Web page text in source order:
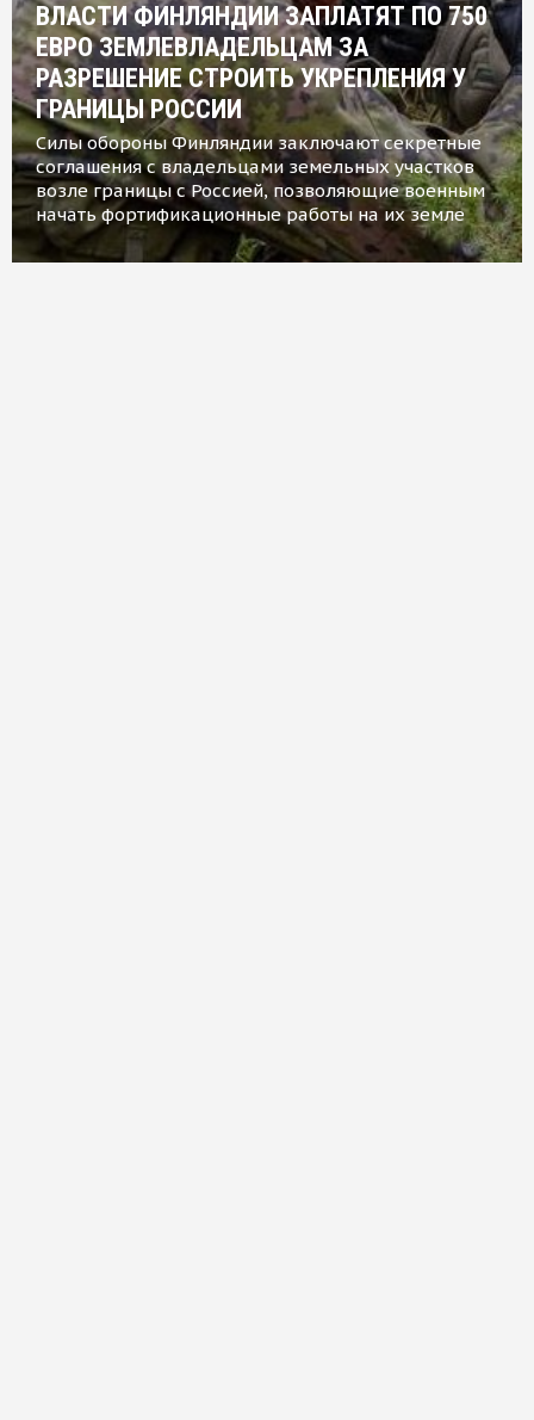
ВЛАСТИ ФИНЛЯНДИИ ЗАПЛАТЯТ ПО 750
ЕВРО ЗЕМЛЕВЛАДЕЛЬЦАМ ЗА
РАЗРЕШЕНИЕ СТРОИТЬ УКРЕПЛЕНИЯ У
ГРАНИЦЫ РОССИИ
Силы обороны Финляндии заключают секретные
соглашения с владельцами земельных участков
возле границы с Россией, позволяющие военным
начать фортификационные работы на их земле